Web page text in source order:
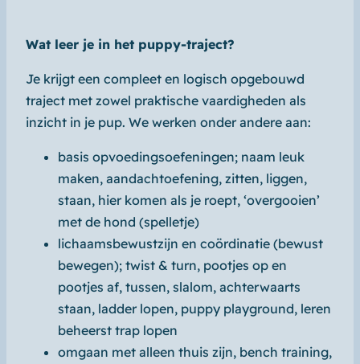
Wat leer je in het puppy-traject?
Je krijgt een compleet en logisch opgebouwd
traject met zowel praktische vaardigheden als
inzicht in je pup. We werken onder andere aan:
basis opvoedingsoefeningen; naam leuk
maken, aandachtoefening, zitten, liggen,
staan, hier komen als je roept, ‘overgooien’
met de hond (spelletje)
lichaamsbewustzijn en coördinatie (bewust
bewegen); twist & turn, pootjes op en
pootjes af, tussen, slalom, achterwaarts
staan, ladder lopen, puppy playground, leren
beheerst trap lopen
omgaan met alleen thuis zijn, bench training,